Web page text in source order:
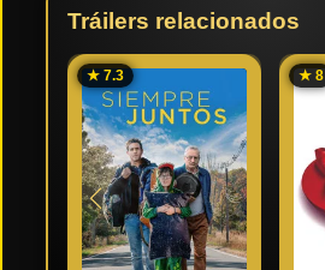
Tráilers relacionados
★ 7.3 ★ 8